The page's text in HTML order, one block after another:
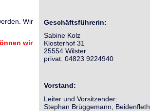
Wir
wir
Geschäftsführerin:
Sabine Kolz
Klosterhof 31
25554 Wilster
privat: 04823 9224940
Vorstand:
Leiter und Vorsitzender:
Stephan Brüggemann, Beidenfleth